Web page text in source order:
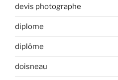
devis photographe
diplome
diplôme
doisneau